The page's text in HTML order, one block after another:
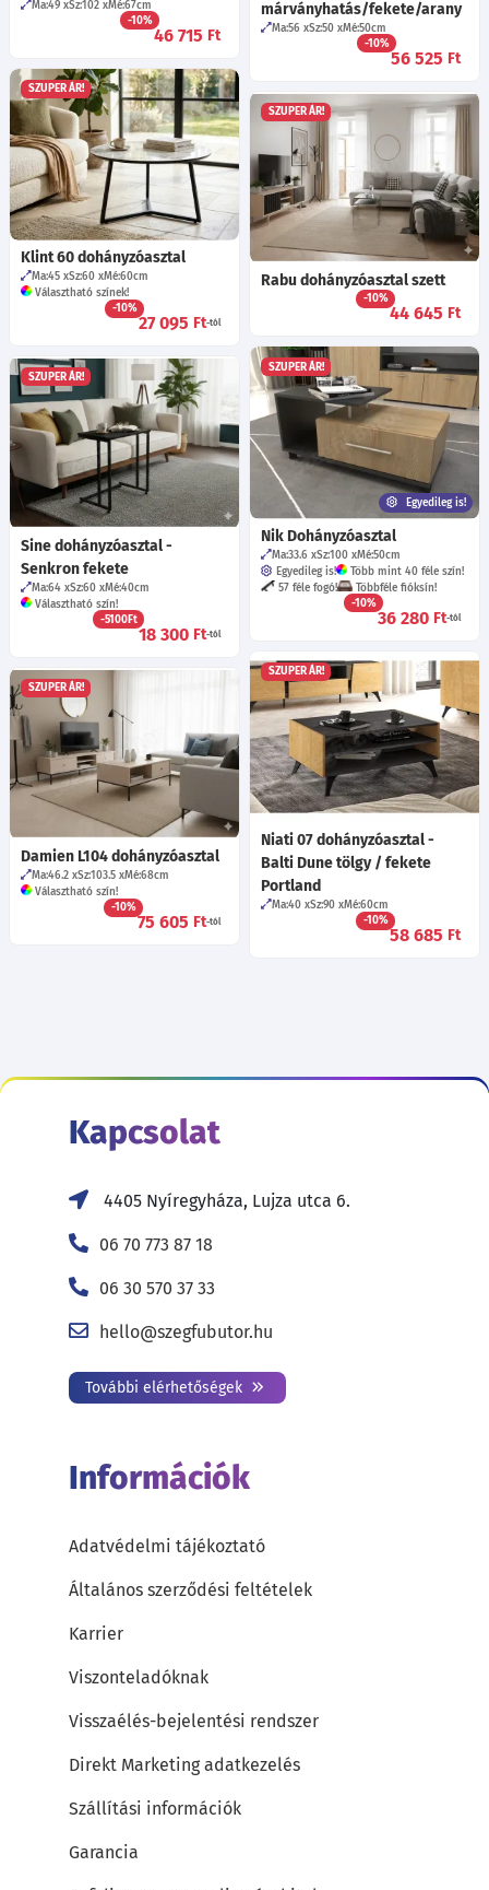
Ma:49 Sz:102 Mé:67cm
-10%
46 715 Ft
márványhatás/fekete/arany
Ma:56 Sz:50 Mé:50cm
-10%
56 525 Ft
SZUPER ÁR!
Klint 60 dohányzóasztal
Ma:45 Sz:60 Mé:60cm
Választható színek!
-10%
27 095 Ft-tól
SZUPER ÁR!
Rabu dohányzóasztal szett
-10%
44 645 Ft
SZUPER ÁR!
Egyedileg is!
Nik Dohányzóasztal
Ma:33.6 Sz:100 Mé:50cm
Egyedileg is!
Több mint 40 féle szín!
57 féle fogó!
Többféle fióksín!
-10%
36 280 Ft-tól
SZUPER ÁR!
Sine dohányzóasztal -
Senkron fekete
Ma:64 Sz:60 Mé:40cm
Választható szín!
-5100Ft
18 300 Ft-tól
SZUPER ÁR!
Niati 07 dohányzóasztal -
Balti Dune tölgy / fekete
Portland
Ma:40 Sz:90 Mé:60cm
-10%
58 685 Ft
SZUPER ÁR!
Damien L104 dohányzóasztal
Ma:46.2 Sz:103.5 Mé:68cm
Választható szín!
-10%
75 605 Ft-tól
Kapcsolat
4405 Nyíregyháza, Lujza utca 6.
06 70 773 87 18
06 30 570 37 33
hello@szegfubutor.hu
További elérhetőségek
Információk
Adatvédelmi tájékoztató
Általános szerződési feltételek
Karrier
Viszonteladóknak
Visszaélés-bejelentési rendszer
Direkt Marketing adatkezelés
Szállítási információk
Garancia